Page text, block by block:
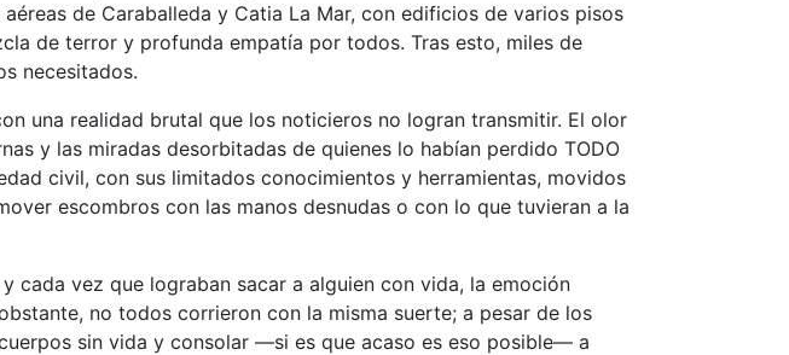
de Caraballeda y Catia La Mar, con edificios de varios pisos
de terror y profunda empatía por todos. Tras esto, miles de
necesitados.
una realidad brutal que los noticieros no logran transmitir. El olor
y las miradas desorbitadas de quienes lo habían perdido TODO
civil, con sus limitados conocimientos y herramientas, movidos
escombros con las manos desnudas o con lo que tuvieran a la
cada vez que lograban sacar a alguien con vida, la emoción
no todos corrieron con la misma suerte; a pesar de los
sin vida y consolar —si es que acaso es eso posible— a